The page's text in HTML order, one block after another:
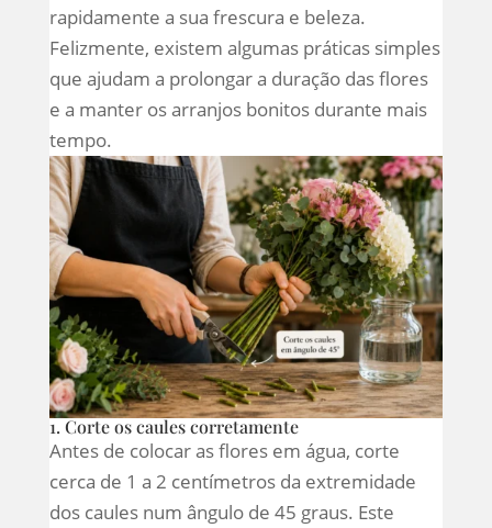
rapidamente a sua frescura e beleza.
Felizmente, existem algumas práticas simples
que ajudam a prolongar a duração das flores
e a manter os arranjos bonitos durante mais
tempo.
1. Corte os caules corretamente
Antes de colocar as flores em água, corte
cerca de 1 a 2 centímetros da extremidade
dos caules num ângulo de 45 graus. Este